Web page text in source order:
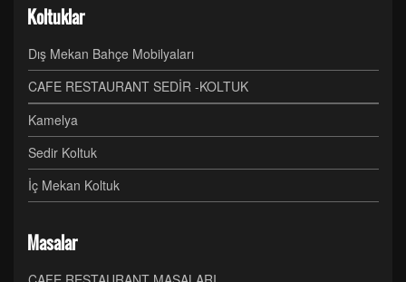
Koltuklar
Dış Mekan Bahçe Mobilyaları
CAFE RESTAURANT SEDİR -KOLTUK
Kamelya
Sedir Koltuk
İç Mekan Koltuk
Masalar